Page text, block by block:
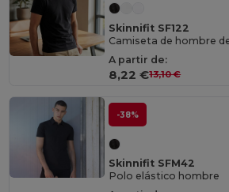
Skinnifit SF122
A partir de:
8,22 €13,10 €
-38%
Skinnifit SFM42
Polo elástico hombre